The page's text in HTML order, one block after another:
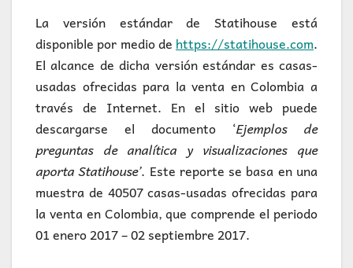
La versión estándar de Statihouse está
disponible por medio de https://statihouse.com.
El alcance de dicha versión estándar es casas-
usadas ofrecidas para la venta en Colombia a
través de Internet. En el sitio web puede
descargarse el documento ‘Ejemplos de
preguntas de analítica y visualizaciones que
aporta Statihouse’. Este reporte se basa en una
muestra de 40507 casas-usadas ofrecidas para
la venta en Colombia, que comprende el periodo
01 enero 2017 – 02 septiembre 2017.